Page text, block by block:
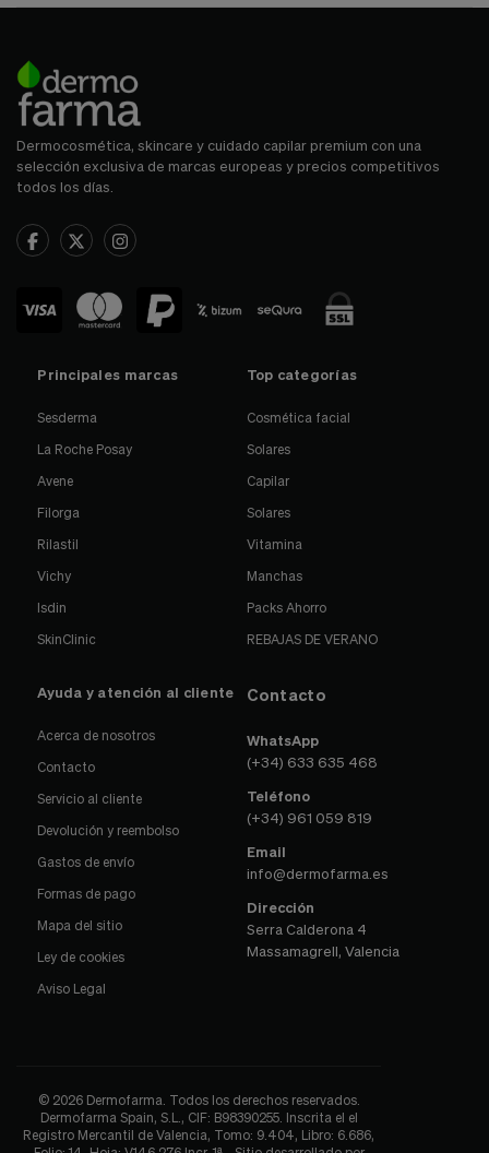
Dermocosmética, skincare y cuidado capilar premium con una
selección exclusiva de marcas europeas y precios competitivos
todos los días.
Principales marcas
Sesderma
La Roche Posay
Avene
Filorga
Rilastil
Vichy
Isdin
SkinClinic
Top categorías
Cosmética facial
Solares
Capilar
Solares
Vitamina
Manchas
Packs Ahorro
REBAJAS DE VERANO
Ayuda y atención al cliente
Acerca de nosotros
Contacto
Servicio al cliente
Devolución y reembolso
Gastos de envío
Formas de pago
Mapa del sitio
Ley de cookies
Aviso Legal
Contacto
WhatsApp
(+34) 633 635 468
Teléfono
(+34) 961 059 819
Email
info@dermofarma.es
Dirección
Serra Calderona 4
Massamagrell, Valencia
© 2026 Dermofarma. Todos los derechos reservados.
Dermofarma Spain, S.L., CIF: B98390255. Inscrita el el
Registro Mercantil de Valencia, Tomo: 9.404, Libro: 6.686,